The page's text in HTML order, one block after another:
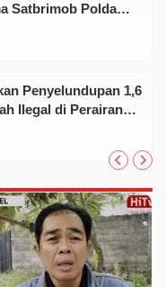
Satbrimob Polda
Penyelundupan 1,6
Ilegal di Perairan